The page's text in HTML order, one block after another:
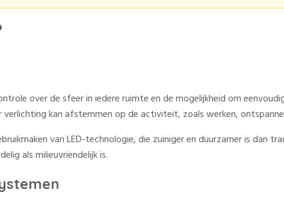
over de sfeer in iedere ruimte en de mogelijkheid om
kan afstemmen op de activiteit, zoals werken,
van LED-technologie, die zuiniger en duurzamer is dan
als milieuvriendelijk is.